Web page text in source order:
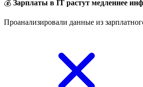
💰 Зарплаты в IT растут медленнее
Проанализировали данные из